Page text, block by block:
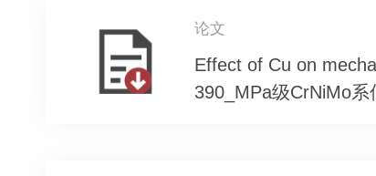
论文
Effect of Cu on
390_MPa级CrNiMo系